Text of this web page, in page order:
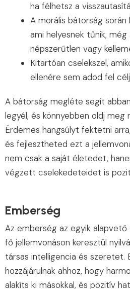
ha félhetsz a
A morális bátorság során
ami helyesnek tűnik, még
népszerűtlen vagy
Kitartóan cselekszel,
ellenére sem adod fel
A bátorság megléte segít
legyél, és könnyebben oldj
Érdemes hangsúlyt fektetni
és fejlesztheted ezt a
nem csak a saját életedet,
végzett cselekedeteidet is
Emberség
Az emberség az egyik alapvető
fő jellemvonáson keresztül
társas intelligencia és szeretet.
hozzájárulnak ahhoz, hogy
alakíts ki másokkal, és pozitív